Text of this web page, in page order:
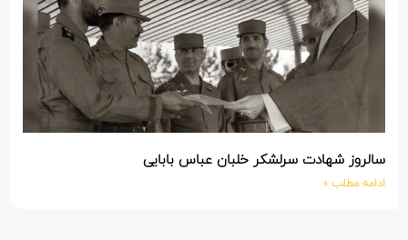
سالروز شهادت سرلشکر خلبان عباس بابایی
ادامه مطلب »